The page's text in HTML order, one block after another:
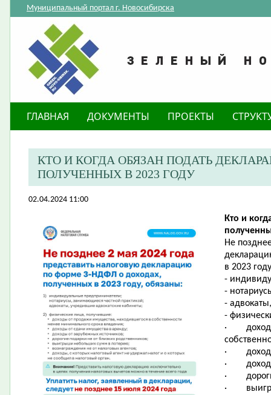
Муниципальный портал г. Новосибирска
ГЛАВНАЯ ДОКУМЕНТЫ ПРОЕКТЫ
​КТО И КОГДА ОБЯЗАН ПОДАТЬ
ПОЛУЧЕННЫХ В 2023 ГОДУ
02.04.2024 11:00
Кто и
Не
в 2023
-
-
-
-
·
·
·
·
·